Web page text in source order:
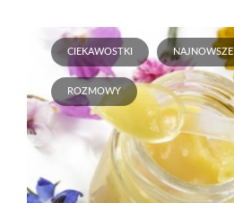
CIEKAWOSTKI NAJNOWSZE
ROZMOWY